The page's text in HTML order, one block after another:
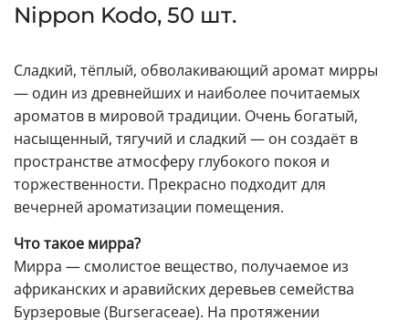
Nippon Kodo, 50 шт.
Сладкий, тёплый, обволакивающий аромат мирры
— один из древнейших и наиболее почитаемых
ароматов в мировой традиции. Очень богатый,
насыщенный, тягучий и сладкий — он создаёт в
пространстве атмосферу глубокого покоя и
торжественности. Прекрасно подходит для
вечерней ароматизации помещения.
Что такое мирра?
Мирра — смолистое вещество, получаемое из
африканских и аравийских деревьев семейства
Бурзеровые (Burseraceae). На протяжении